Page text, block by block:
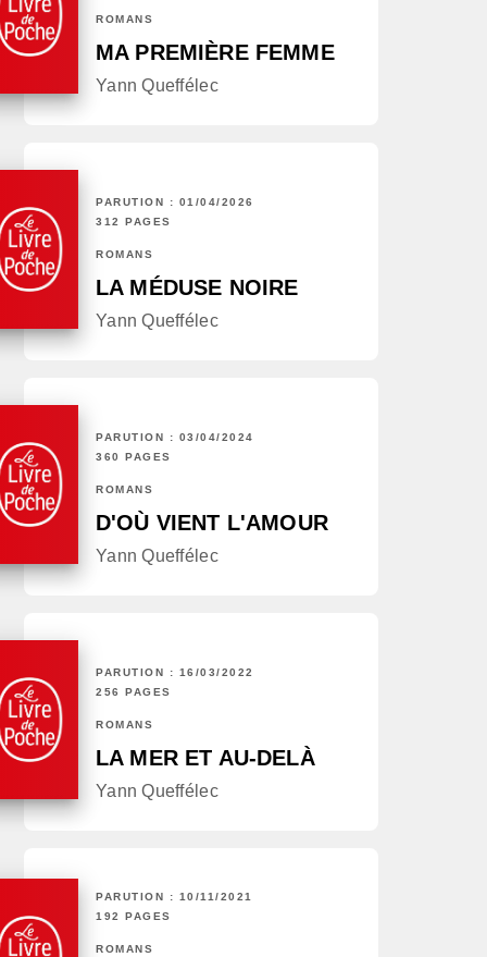
ROMANS
MA PREMIÈRE FEMME
Yann Queffélec
PARUTION : 01/04/2026
312 PAGES
ROMANS
LA MÉDUSE NOIRE
Yann Queffélec
PARUTION : 03/04/2024
360 PAGES
ROMANS
D'OÙ VIENT L'AMOUR
Yann Queffélec
PARUTION : 16/03/2022
256 PAGES
ROMANS
LA MER ET AU-DELÀ
Yann Queffélec
PARUTION : 10/11/2021
192 PAGES
ROMANS